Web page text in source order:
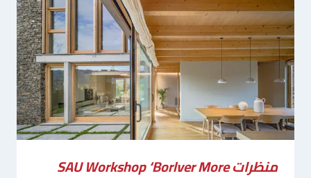
منظرات SAU Workshop ‘Borlver More